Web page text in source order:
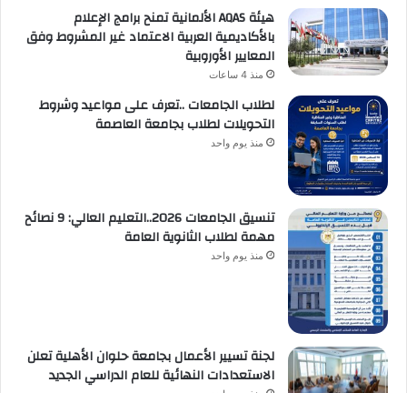
هيئة AQAS الألمانية تمنح برامج الإعلام
بالأكاديمية العربية الاعتماد غير المشروط وفق
المعايير الأوروبية
منذ 4 ساعات
لطلاب الجامعات ..تعرف على مواعيد وشروط
التحويلات لطلاب بجامعة العاصمة
منذ يوم واحد
تنسيق الجامعات 2026..التعليم العالي: 9 نصائح
مهمة لطلاب الثانوية العامة
منذ يوم واحد
لجنة تسيير الأعمال بجامعة حلوان الأهلية تعلن
الاستعدادات النهائية للعام الدراسي الجديد